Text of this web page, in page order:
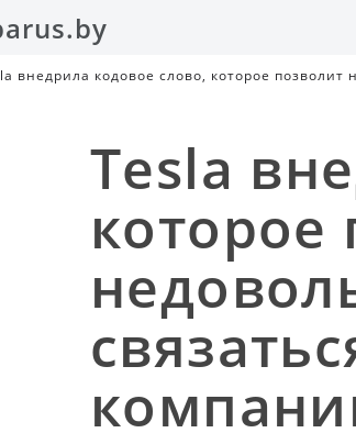
внедрила кодовое слово, которое
Tesla
которое